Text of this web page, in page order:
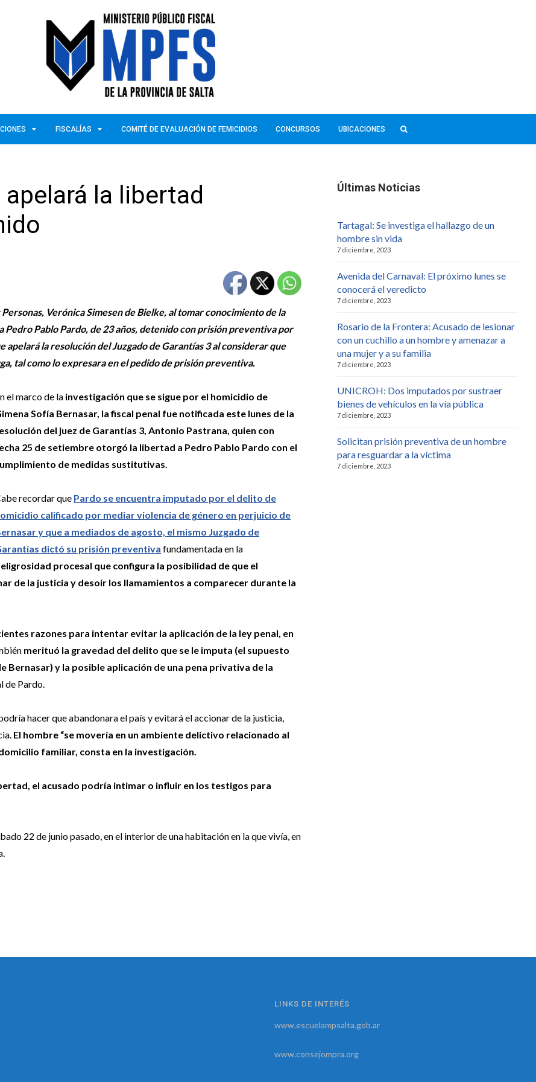
FISCALÍAS COMITÉ DE EVALUACIÓN DE FEMICIDIOS CONCURSOS UBICACIONES
la libertad
Verónica Simesen de Bielke, al tomar conocimiento de la
Pablo Pardo, de 23 años, detenido con prisión preventiva por
la resolución del Juzgado de Garantías 3 al considerar que
tal como lo expresara en el pedido de prisión preventiva.
el marco de la investigación que se sigue por el homicidio de
Sofía Bernasar, la fiscal penal fue notificada este lunes de la
del juez de Garantías 3, Antonio Pastrana, quien con
25 de setiembre otorgó la libertad a Pedro Pablo Pardo con el
de medidas sustitutivas.
recordar que Pardo se encuentra imputado por el delito de
calificado por mediar violencia de género en perjuicio de
y que a mediados de agosto, el mismo Juzgado de
dictó su prisión preventiva fundamentada en la
procesal que configura la posibilidad de que el
de la justicia y desoír los llamamientos a comparecer durante la
razones para intentar evitar la aplicación de la ley penal, en
merituó la gravedad del delito que se le imputa (el supuesto
y la posible aplicación de una pena privativa de la
de Pardo.
podría hacer que abandonara el país y evitará el accionar de la justicia,
El hombre “se movería en un ambiente delictivo relacionado al
familiar, consta en la investigación.
el acusado podría intimar o influir en los testigos para
22 de junio pasado, en el interior de una habitación en la que vivía, en
Últimas Noticias
Tartagal: Se investiga el hallazgo de un
hombre sin vida
7 diciembre, 2023
Avenida del Carnaval: El próximo lunes se
conocerá el veredicto
7 diciembre, 2023
Rosario de la Frontera: Acusado de lesionar
con un cuchillo a un hombre y amenazar a
una mujer y a su familia
7 diciembre, 2023
UNICROH: Dos imputados por sustraer
bienes de vehículos en la vía pública
7 diciembre, 2023
Solicitan prisión preventiva de un hombre
para resguardar a la víctima
7 diciembre, 2023
LINKS DE INTERÉS
www.escuelampsalta.gob.ar
www.consejompra.org